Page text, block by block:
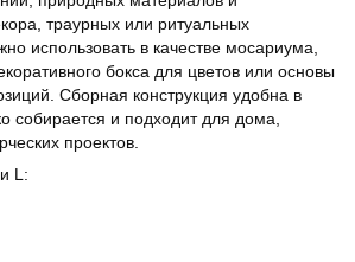
траурных или ритуальных
использовать в качестве мосариума,
бокса для цветов или основы
Сборная конструкция удобна в
собирается и подходит для дома,
проектов.
L: